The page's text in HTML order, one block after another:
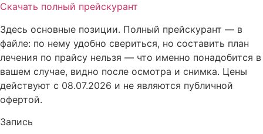
Скачать полный прейскурант
Здесь основные позиции. Полный прейскурант — в
файле: по нему удобно свериться, но составить план
лечения по прайсу нельзя — что именно понадобится в
вашем случае, видно после осмотра и снимка. Цены
действуют с 08.07.2026 и не являются публичной
офертой.
Запись